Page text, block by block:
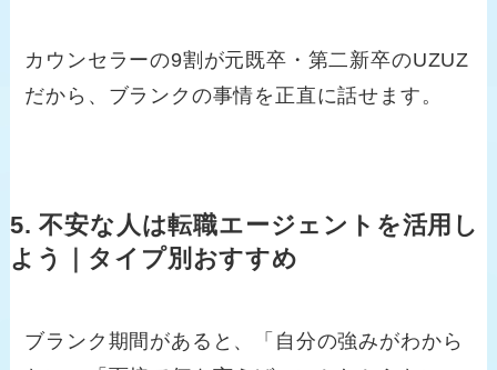
カウンセラーの9割が元既卒・第二新卒のUZUZ
だから、ブランクの事情を正直に話せます。
5. 不安な人は転職エージェントを活用し
よう｜タイプ別おすすめ
ブランク期間があると、「自分の強みがわから